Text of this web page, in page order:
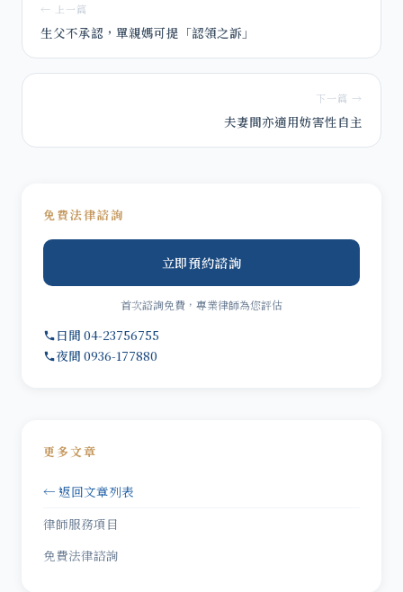
← 上一篇
生父不承認，單親媽可提「認領之訴」
下一篇 →
夫妻間亦適用妨害性自主
免費法律諮詢
立即預約諮詢
首次諮詢免費，專業律師為您評估
日間 04-23756755
夜間 0936-177880
更多文章
← 返回文章列表
律師服務項目
免費法律諮詢